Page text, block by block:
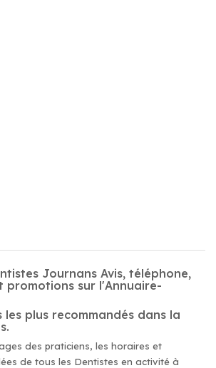
Journans Avis, téléphone,
promotions sur l'Annuaire-
les plus recommandés dans la
des praticiens, les horaires et
de tous les Dentistes en activité à